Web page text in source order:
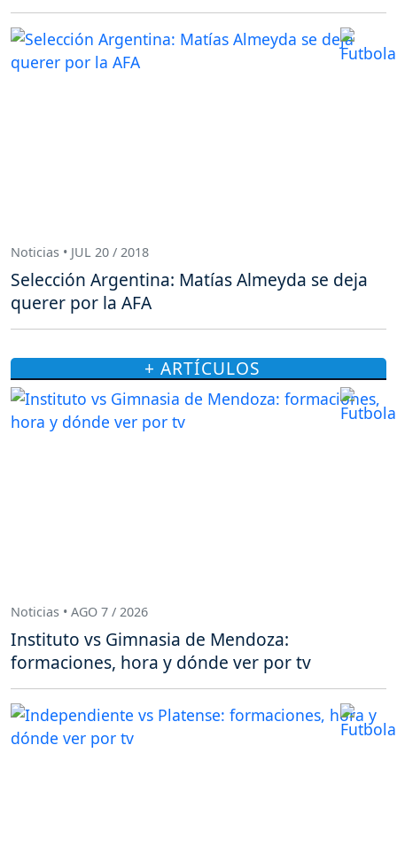
Noticias • JUL 20 / 2018
Selección Argentina: Matías Almeyda se deja
querer por la AFA
+ ARTÍCULOS
Noticias • AGO 7 / 2026
Instituto vs Gimnasia de Mendoza:
formaciones, hora y dónde ver por tv